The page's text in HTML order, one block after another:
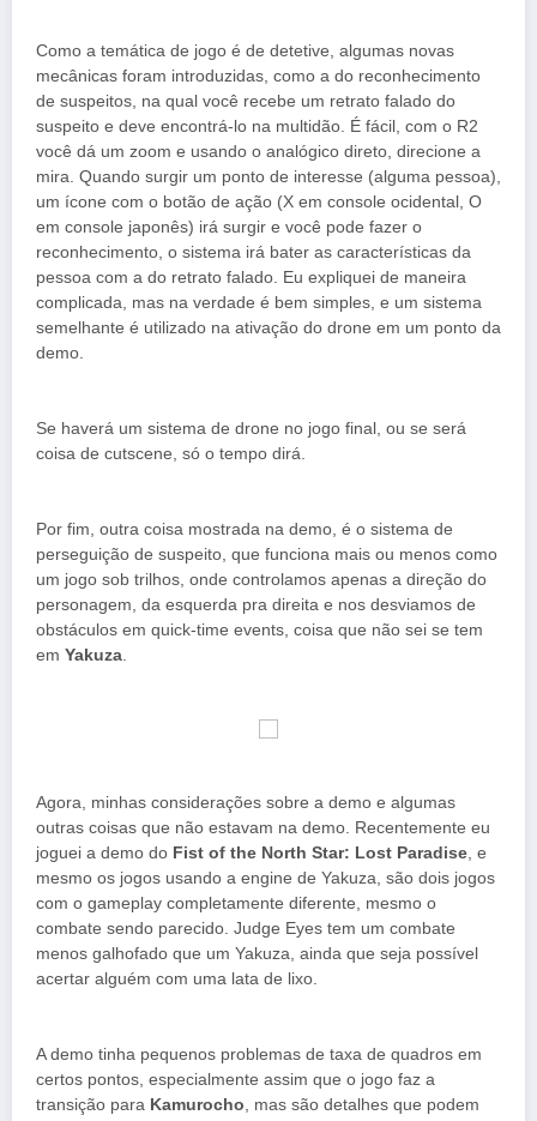
Como a temática de jogo é de detetive, algumas novas
mecânicas foram introduzidas, como a do reconhecimento
de suspeitos, na qual você recebe um retrato falado do
suspeito e deve encontrá-lo na multidão. É fácil, com o R2
você dá um zoom e usando o analógico direto, direcione a
mira. Quando surgir um ponto de interesse (alguma pessoa),
um ícone com o botão de ação (X em console ocidental, O
em console japonês) irá surgir e você pode fazer o
reconhecimento, o sistema irá bater as características da
pessoa com a do retrato falado. Eu expliquei de maneira
complicada, mas na verdade é bem simples, e um sistema
semelhante é utilizado na ativação do drone em um ponto da
demo.
Se haverá um sistema de drone no jogo final, ou se será
coisa de cutscene, só o tempo dirá.
Por fim, outra coisa mostrada na demo, é o sistema de
perseguição de suspeito, que funciona mais ou menos como
um jogo sob trilhos, onde controlamos apenas a direção do
personagem, da esquerda pra direita e nos desviamos de
obstáculos em quick-time events, coisa que não sei se tem
em Yakuza.
Agora, minhas considerações sobre a demo e algumas
outras coisas que não estavam na demo. Recentemente eu
joguei a demo do Fist of the North Star: Lost Paradise , e
mesmo os jogos usando a engine de Yakuza, são dois jogos
com o gameplay completamente diferente, mesmo o
combate sendo parecido. Judge Eyes tem um combate
menos galhofado que um Yakuza, ainda que seja possível
acertar alguém com uma lata de lixo.
A demo tinha pequenos problemas de taxa de quadros em
certos pontos, especialmente assim que o jogo faz a
transição para Kamurocho , mas são detalhes que podem